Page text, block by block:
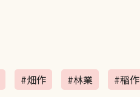
#畑作 #林業
#稲作